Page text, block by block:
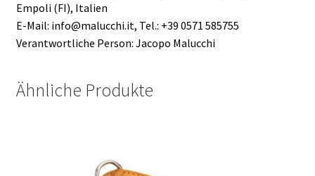
Empoli (FI), Italien
E-Mail: info@malucchi.it, Tel.: +39 0571 585755
Verantwortliche Person: Jacopo Malucchi
Ähnliche Produkte